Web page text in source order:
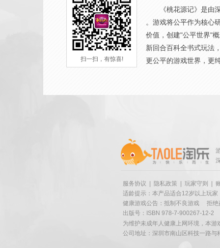
扫一扫，有惊喜!
《桃花源记》是由
。游戏将公平作为核心
价值，创建"公平世界"
新回合百科全书式玩法
更公平的游戏世界，更
服务协议 隐私政策 玩家守则
适龄提示：本产品适合12岁以上玩家
健康游戏公告：抵制不良游戏
拒绝
出版号：ISBN 978-7-900267-12-2
为维护未成年人健康上网环境，本
公司地址：深圳市南山区科技一路